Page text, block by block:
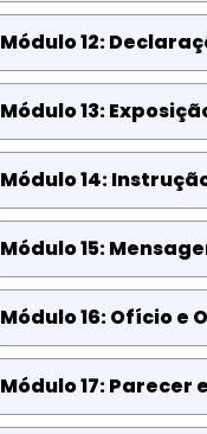
Módulo 12:
Módulo 13:
Módulo 14:
Módulo 15:
Módulo 16: Ofício e
Módulo 17: Parecer